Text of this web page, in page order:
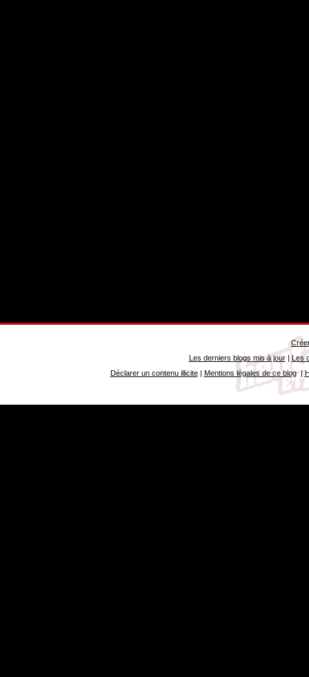
Les derniers blogs mis à jour| Les
Déclarer un contenu illicite| Mentions légales de ce blog|